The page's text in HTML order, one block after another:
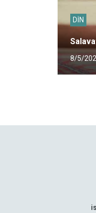
DİN
8/5/